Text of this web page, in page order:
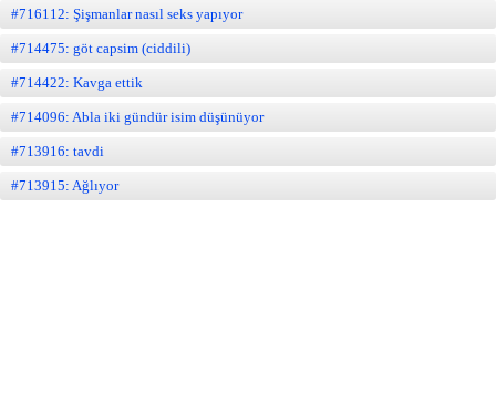
#716112: Şişmanlar nasıl seks yapıyor
#714475: göt capsim (ciddili)
#714422: Kavga ettik
#714096: Abla iki gündür isim düşünüyor
#713916: tavdi
#713915: Ağlıyor